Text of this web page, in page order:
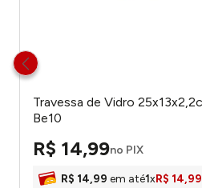
Travessa de Vidro
Be10
R$ 14,99no PIX
R$ 14,99 em até1xR$ 14,99